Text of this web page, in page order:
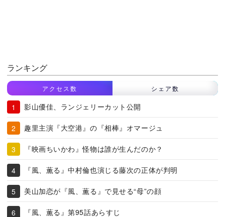
ランキング
アクセス数 シェア数
影山優佳、ランジェリーカット公開
趣里主演『大空港』の『相棒』オマージュ
『映画ちいかわ』怪物は誰が生んだのか？
『風、薫る』中村倫也演じる藤次の正体が判明
美山加恋が『風、薫る』で見せる“母”の顔
『風、薫る』第95話あらすじ